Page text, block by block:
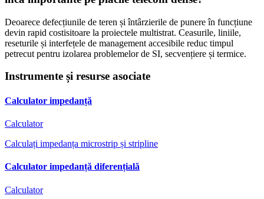
Deoarece defecțiunile de teren și întârzierile de punere în funcțiune
devin rapid costisitoare la proiectele multistrat. Ceasurile, liniile,
reseturile și interfețele de management accesibile reduc timpul
petrecut pentru izolarea problemelor de SI, secvențiere și termice.
Instrumente și resurse asociate
Calculator impedanță
Calculator
Calculați impedanța microstrip și stripline
Calculator impedanță diferențială
Calculator